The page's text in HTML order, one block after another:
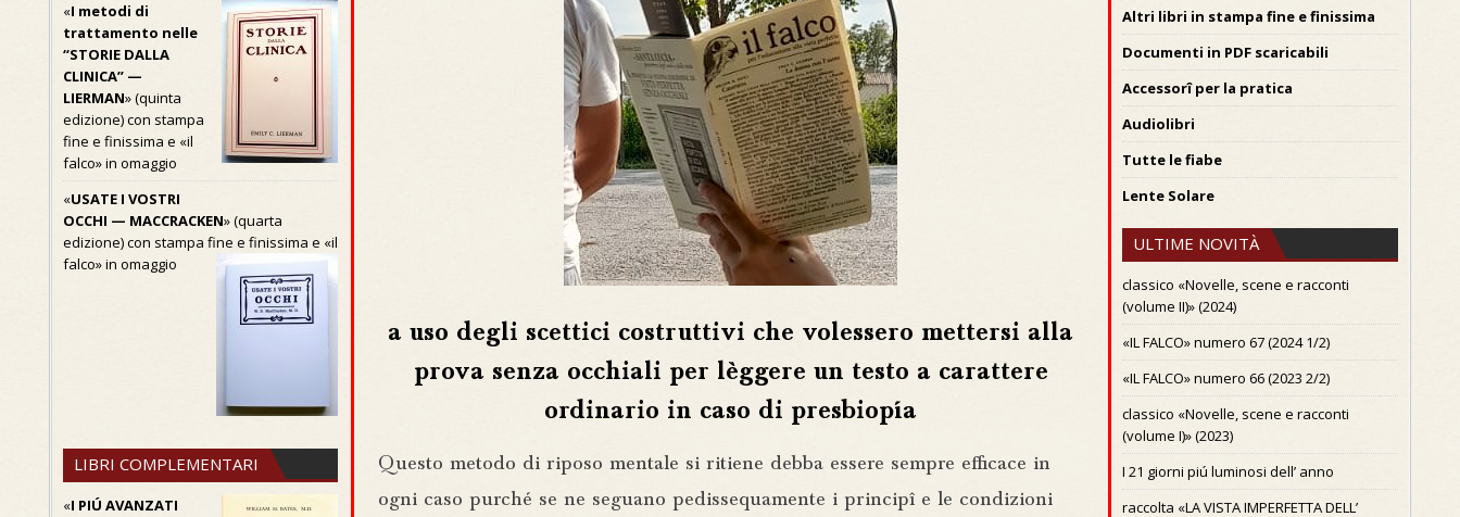
a uso degli scettici costruttivi che volessero mettersi alla
prova senza occhiali per lèggere un testo a carattere
ordinario in caso di presbiopía
Questo metodo di riposo mentale si ritiene debba essere sempre efficace in
ogni caso purché se ne seguano pedissequamente i principî e le condizioni
«I metodi di
trattamento nelle
“STORIE DALLA
CLINICA” —
LIERMAN» (quinta
edizione) con stampa
fine e finissima e «il
falco» in omaggio
«USATE I VOSTRI
OCCHI — MACCRACKEN» (quarta
edizione) con stampa fine e finissima e «il
falco» in omaggio
LIBRI COMPLEMENTARI
«I PIÚ AVANZATI
Altri libri in stampa fine e finissima
Documenti in PDF scaricabili
Accessorî per la pratica
Audiolibri
Tutte le fiabe
Lente Solare
ULTIME NOVITÀ
classico «Novelle, scene e racconti
(volume II)» (2024)
«IL FALCO» numero 67 (2024 1/2)
«IL FALCO» numero 66 (2023 2/2)
classico «Novelle, scene e racconti
(volume I)» (2023)
I 21 giorni piú luminosi dell’ anno
raccolta «LA VISTA IMPERFETTA DELL’